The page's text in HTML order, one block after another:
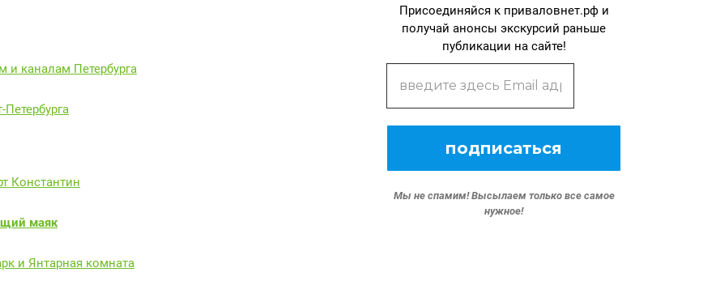
каналам Петербурга
Константин
маяк
и Янтарная комната
Присоединяйся к приваловнет.рф и
получай анонсы экскурсий раньше
публикации на сайте!
Мы не спамим! Высылаем только все самое
нужное!